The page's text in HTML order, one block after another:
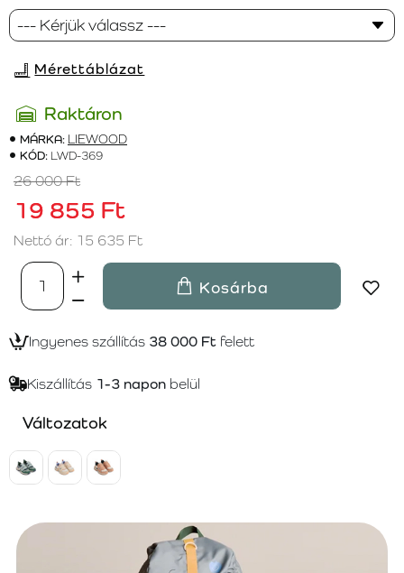
Raktáron
MÁRKA: LIEWOOD
KÓD: LWD-369
19 855 Ft
26 000 Ft
Nettó ár: 15 635 Ft
Kosárba
Mérettáblázat
Ingyenes szállítás 38 000 Ft felett
Kiszállítás 1-3 napon belül
Változatok